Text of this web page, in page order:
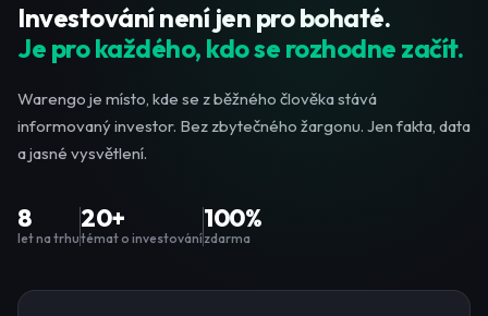
Investování není jen pro bohaté.
Je pro každého, kdo se rozhodne začít.
Warengo je místo, kde se z běžného člověka stává
informovaný investor. Bez zbytečného žargonu. Jen fakta, data
a jasné vysvětlení.
8
let na trhu
20+
témat o investování
100%
zdarma